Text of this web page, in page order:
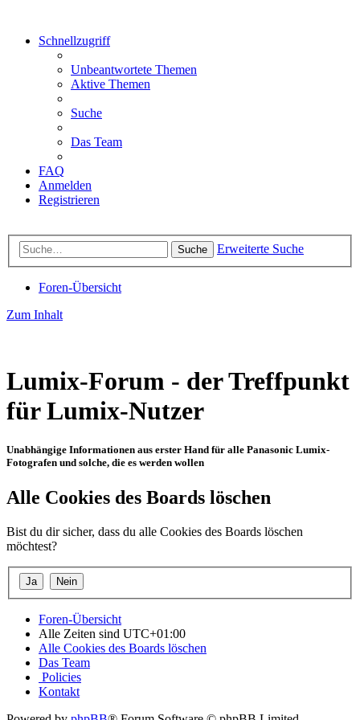
Schnellzugriff
Unbeantwortete Themen
Aktive Themen
Suche
Das Team
FAQ
Anmelden
Registrieren
Suche Erweiterte Suche
Foren-Übersicht
Zum Inhalt
Lumix-Forum - der Treffpunkt
für Lumix-Nutzer
Unabhängige Informationen aus erster Hand für alle Panasonic Lumix-
Fotografen und solche, die es werden wollen
Alle Cookies des Boards löschen
Bist du dir sicher, dass du alle Cookies des Boards löschen
möchtest?
Foren-Übersicht
Alle Zeiten sind UTC+01:00
Alle Cookies des Boards löschen
Das Team
Policies
Kontakt